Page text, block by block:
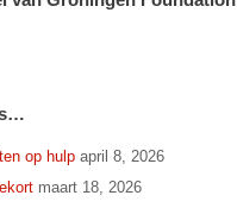
op hulp april 8, 2026
maart 18, 2026